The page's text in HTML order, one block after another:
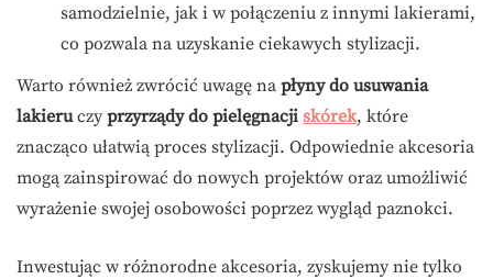
samodzielnie, jak i w połączeniu z innymi lakierami,
co pozwala na uzyskanie ciekawych stylizacji.
Warto również zwrócić uwagę na płyny do usuwania
lakieruczy przyrządy do pielęgnacji skórek, które
znacząco ułatwią proces stylizacji. Odpowiednie akcesoria
mogą zainspirować do nowych projektów oraz umożliwić
wyrażenie swojej osobowości poprzez wygląd paznokci.
Inwestując w różnorodne akcesoria, zyskujemy nie tylko